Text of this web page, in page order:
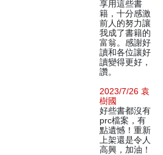
享用這些書
籍，十分感激
前人的努力讓
我成了書籍的
富翁。感謝好
讀和各位讓好
讀變得更好，
讚。
2023/7/26 袁
樹國
好些書都沒有
prc檔案，有
點遺憾！重新
上架還是令人
高興，加油！